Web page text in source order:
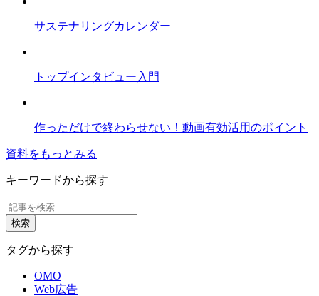
サステナリングカレンダー
トップインタビュー入門
作っただけで終わらせない！動画有効活用のポイント
資料をもっとみる
キーワードから探す
タグから探す
OMO
Web広告